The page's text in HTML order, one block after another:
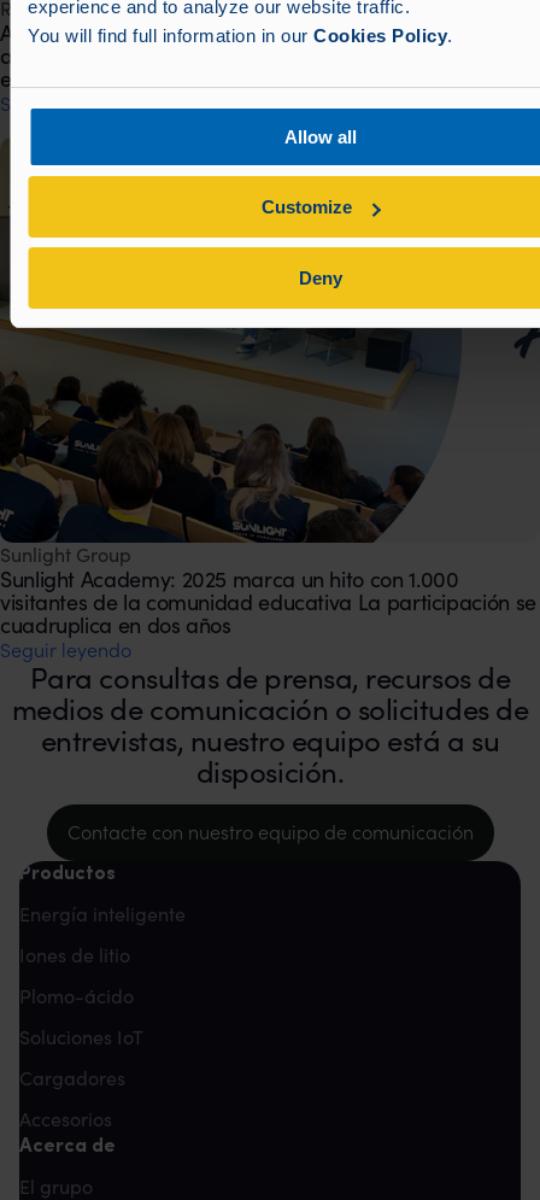
experience and to analyze our website traffic.
You will find full information in our Cookies Policy.
Allow all
Customize
Deny
R&D Projects
Acelerar la producción de baterías: Sunlight Group
acoge el proyecto BATTwin para garantizar la soberanía
energética europea
Seguir leyendo
Sunlight Group
Sunlight Academy: 2025 marca un hito con 1.000
visitantes de la comunidad educativa La participación se
cuadruplica en dos años
Seguir leyendo
Para consultas de prensa, recursos de
medios de comunicación o solicitudes de
entrevistas, nuestro equipo está a su
disposición.
Contacte con nuestro equipo de comunicación
Productos
Energía inteligente
Iones de litio
Plomo-ácido
Soluciones IoT
Cargadores
Accesorios
Acerca de
El grupo